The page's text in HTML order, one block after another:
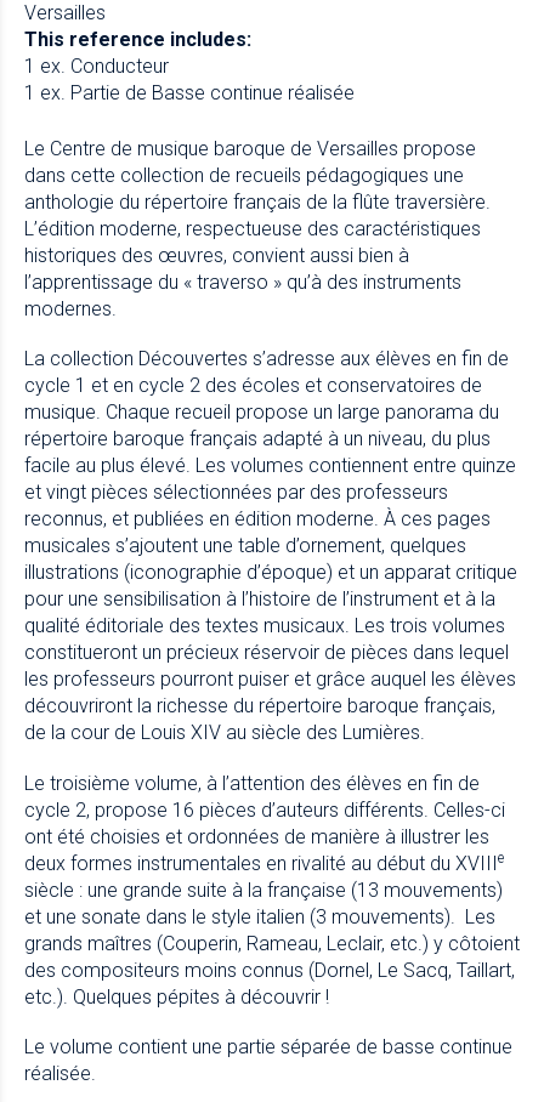
Versailles
This reference includes:
1 ex. Conducteur
1 ex. Partie de Basse continue réalisée
Le Centre de musique baroque de Versailles propose
dans cette collection de recueils pédagogiques une
anthologie du répertoire français de la flûte traversière.
L’édition moderne, respectueuse des caractéristiques
historiques des œuvres, convient aussi bien à
l’apprentissage du « traverso » qu’à des instruments
modernes.
La collection Découvertes s’adresse aux élèves en fin de
cycle 1 et en cycle 2 des écoles et conservatoires de
musique. Chaque recueil propose un large panorama du
répertoire baroque français adapté à un niveau, du plus
facile au plus élevé. Les volumes contiennent entre quinze
et vingt pièces sélectionnées par des professeurs
reconnus, et publiées en édition moderne. À ces pages
musicales s’ajoutent une table d’ornement, quelques
illustrations (iconographie d’époque) et un apparat critique
pour une sensibilisation à l’histoire de l’instrument et à la
qualité éditoriale des textes musicaux. Les trois volumes
constitueront un précieux réservoir de pièces dans lequel
les professeurs pourront puiser et grâce auquel les élèves
découvriront la richesse du répertoire baroque français,
de la cour de Louis XIV au siècle des Lumières.
Le troisième volume, à l’attention des élèves en fin de
cycle 2, propose 16 pièces d’auteurs différents. Celles-ci
ont été choisies et ordonnées de manière à illustrer les
deux formes instrumentales en rivalité au début du XVIIIe
siècle : une grande suite à la française (13 mouvements)
et une sonate dans le style italien (3 mouvements). Les
grands maîtres (Couperin, Rameau, Leclair, etc.) y côtoient
des compositeurs moins connus (Dornel, Le Sacq, Taillart,
etc.). Quelques pépites à découvrir !
Le volume contient une partie séparée de basse continue
réalisée.